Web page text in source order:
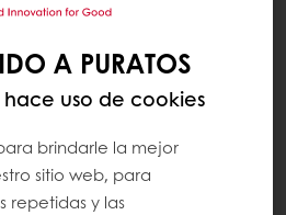
A PURATOS
uso de cookies
brindarle la mejor
sitio web, para
repetidas y las